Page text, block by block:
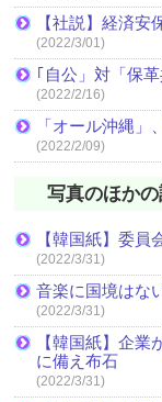
【社説】経済
(2022/3/01)
｢自公」対「保
(2022/2/16)
「オール沖縄
(2022/2/09)
写真のほか
【韓国紙】委員
(2022/3/31)
音楽に国境はな
(2022/3/31)
【韓国紙】企
に備え布石
(2022/3/31)